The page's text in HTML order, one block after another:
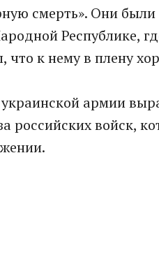
смерть». Они
Республике,
к нему в плену
армии
российских войск,